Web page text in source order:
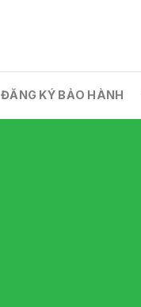
ĐĂNG KÝ BẢO HÀNH